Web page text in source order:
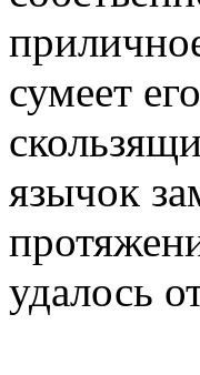
сумеет
язычок
удалось